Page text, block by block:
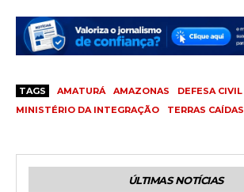
TAGS AMATURÁ AMAZONAS
DEFESA CIVIL
MINISTÉRIO DA INTEGRAÇÃO
TERRAS CAÍDAS
ÚLTIMAS NOTÍCIAS